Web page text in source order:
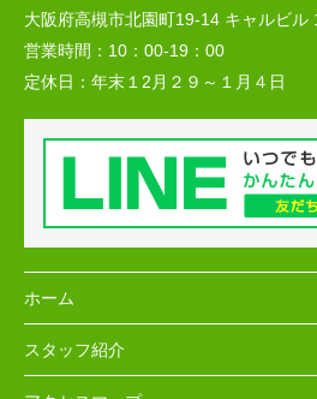
大阪府高槻市北園町19-14 キャルビル
営業時間： 10：00-19：00
定休日： 年末１2月２９～１月４日
ホーム
スタッフ紹介